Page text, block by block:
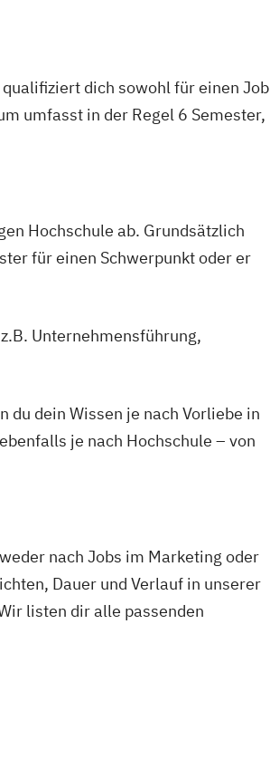
dich sowohl für einen Job
umfasst in der Regel 6 Semester,
Hochschule ab. Grundsätzlich
für einen Schwerpunkt oder er
Unternehmensführung,
dein Wissen je nach Vorliebe in
je nach Hochschule – von
nach Jobs im Marketing oder
Dauer und Verlauf in unserer
listen dir alle passenden